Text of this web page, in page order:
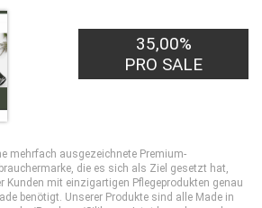
35,00%
PRO SALE
mehrfach ausgezeichnete Premium-
die es sich als Ziel gesetzt hat,
Kunden mit einzigartigen Pflegeprodukten genau
benötigt. Unserer Produkte sind alle Made in